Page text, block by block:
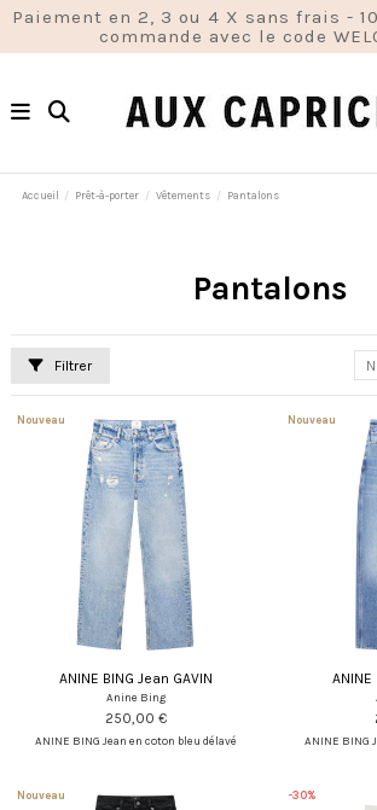
Paiement en 2, 3 ou 4 X sans frais -
commande avec le code
Accueil Prêt-à-porter Vêtements Pantalons
Pantalons
Filtrer
Nouveau
ANINE BING Jean GAVIN
Anine Bing
250,00 €
ANINE BING Jean en coton bleu délavé
Nouveau
ANINE
ANINE BING
Nouveau -30%